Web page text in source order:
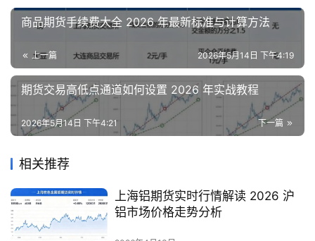
商品期货手续费大全 2026 年最新标准与计算方法
上一篇 2026年5月14日 下午4:19
期货交易高低点通道如何设置 2026 年实战教程
下一篇
2026年5月14日 下午4:21
相关推荐
上海铝期货实时行情解读 2026 沪
铝市场价格走势分析